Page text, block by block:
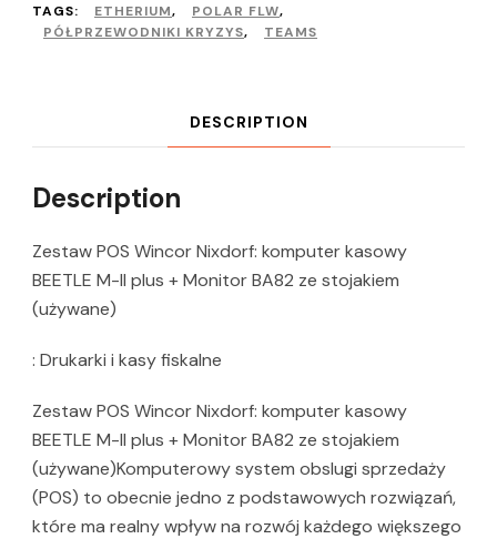
TAGS:
ETHERIUM, POLAR FLW,
PÓŁPRZEWODNIKI KRYZYS, TEAMS
DESCRIPTION
Description
Zestaw POS Wincor Nixdorf: komputer kasowy
BEETLE M-II plus + Monitor BA82 ze stojakiem
(używane)
: Drukarki i kasy fiskalne
Zestaw POS Wincor Nixdorf: komputer kasowy
BEETLE M-II plus + Monitor BA82 ze stojakiem
(używane)Komputerowy system obslugi sprzedaży
(POS) to obecnie jedno z podstawowych rozwiązań,
które ma realny wpływ na rozwój każdego większego